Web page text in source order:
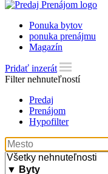
Ponuka bytov
ponuka prenájmu
Magazín
Pridať inzerát
Filter nehnuteľností
Predaj
Prenájom
Hypofilter